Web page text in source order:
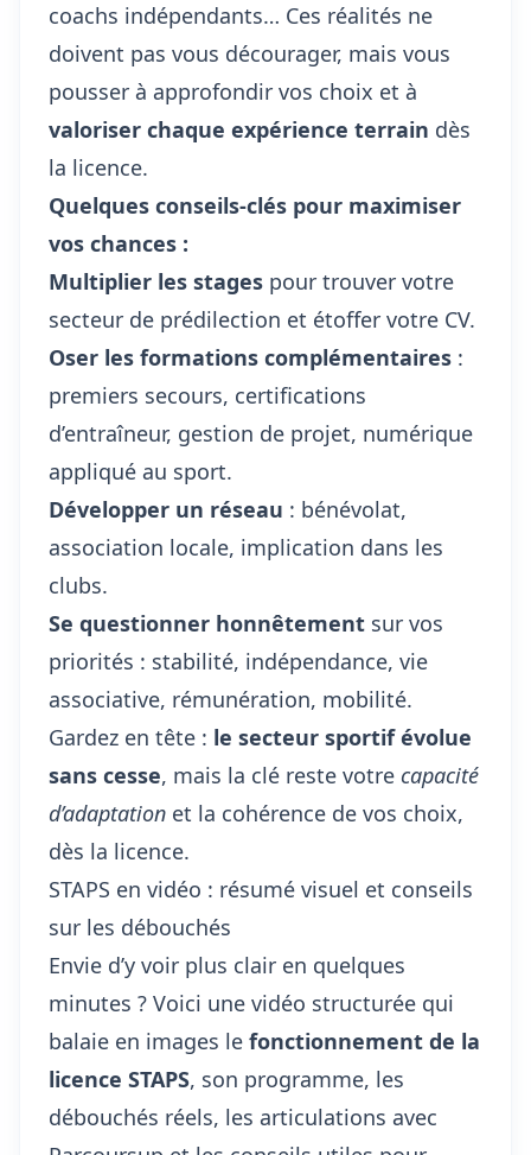
coachs indépendants… Ces réalités ne
doivent pas vous décourager, mais vous
pousser à approfondir vos choix et à
valoriser chaque expérience terrain dès
la licence.
Quelques conseils-clés pour maximiser
vos chances :
Multiplier les stages pour trouver votre
secteur de prédilection et étoffer votre CV.
Oser les formations complémentaires :
premiers secours, certifications
d’entraîneur, gestion de projet, numérique
appliqué au sport.
Développer un réseau : bénévolat,
association locale, implication dans les
clubs.
Se questionner honnêtement sur vos
priorités : stabilité, indépendance, vie
associative, rémunération, mobilité.
Gardez en tête : le secteur sportif évolue
sans cesse, mais la clé reste votre capacité
d’adaptation et la cohérence de vos choix,
dès la licence.
STAPS en vidéo : résumé visuel et conseils
sur les débouchés
Envie d’y voir plus clair en quelques
minutes ? Voici une vidéo structurée qui
balaie en images le fonctionnement de la
licence STAPS, son programme, les
débouchés réels, les articulations avec